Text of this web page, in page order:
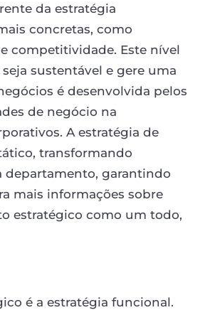
da estratégia
concretas, como
competitividade. Este nível
sustentável e gere uma
é desenvolvida pelos
de negócio na
A estratégia de
transformando
departamento, garantindo
mais informações sobre
estratégico como um todo,
é a estratégia funcional.